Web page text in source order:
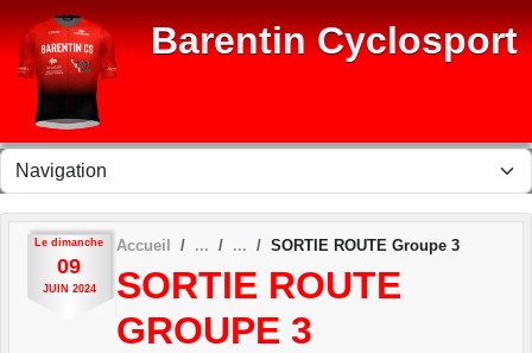
Barentin Cyclosport
Le dimanche
09
JUIN 2024
Accueil SORTIE ROUTE Groupe 3
SORTIE ROUTE
GROUPE 3
Panneau de gestion des cookies